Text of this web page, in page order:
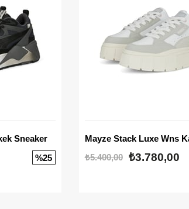
Sneaker
%25
₺5.400,00
₺3.780,00